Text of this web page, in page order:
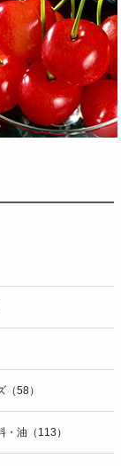
58）
・油（113）